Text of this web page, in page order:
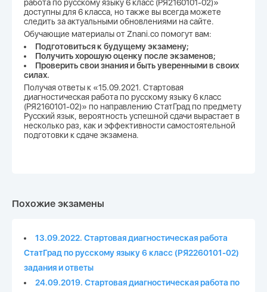
работа по русскому языку 6 класс (РЯ2160101-02)»
доступны для 6 класса, но также вы всегда можете
следить за актуальными обновлениями на сайте.
Обучающие материалы от Znani.co помогут вам:
Подготовиться к будущему экзамену;
Получить хорошую оценку после экзаменов;
Проверить свои знания и быть уверенными в своих
силах.
Получая ответы к «15.09.2021. Стартовая
диагностическая работа по русскому языку 6 класс
(РЯ2160101-02)» по направлению СтатГрад по предмету
Русский язык, вероятность успешной сдачи вырастает в
несколько раз, как и эффективности самостоятельной
подготовки к сдаче экзамена.
Похожие экзамены
13.09.2022. Стартовая диагностическая работа
СтатГрад по русскому языку 6 класс (РЯ2260101-02)
задания и ответы
24.09.2019. Стартовая диагностическая работа по